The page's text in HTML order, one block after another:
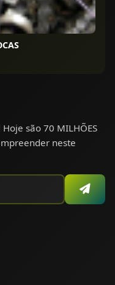
são 70 MILHÕES
neste